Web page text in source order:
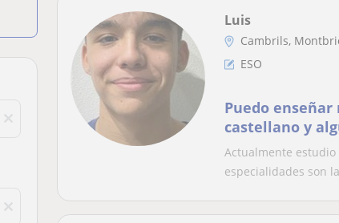
Luis
Cambrils,
ESO
Puedo
castellano y
ESO.
Actualmente
especialidades son